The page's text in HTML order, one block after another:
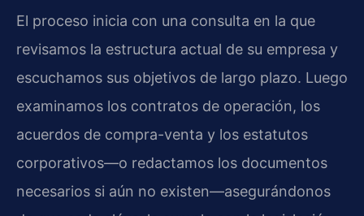
El proceso inicia con una consulta en la que
revisamos la estructura actual de su empresa y
escuchamos sus objetivos de largo plazo. Luego
examinamos los contratos de operación, los
acuerdos de compra-venta y los estatutos
corporativos—o redactamos los documentos
necesarios si aún no existen—asegurándonos